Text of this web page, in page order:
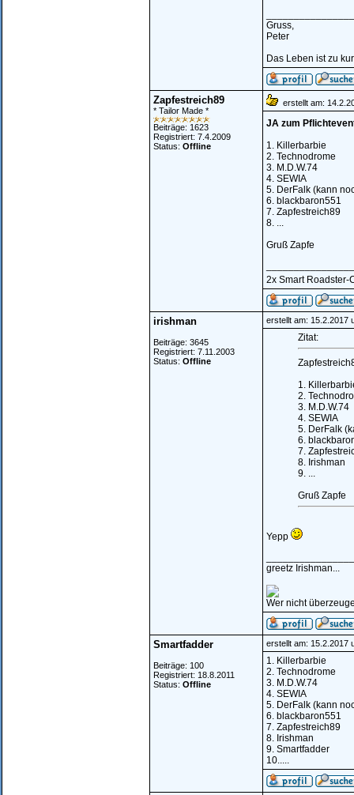
Gruss,
Peter
Das Leben ist zu
Zapfestreich89
* Tailor Made *
Beiträge: 1623
Registriert: 7.4.2009
Status: Offline
erstellt am:
JA zum
1. Killerbarbie
2. Technodrome
3. M.D.W.74
4. SEWIA
5. DerFalk (kann
6. blackbaron551
7. Zapfestreich89
8. ...
Gruß Zapfe
2x Smart Roadster-
irishman
Beiträge: 3645
Registriert: 7.11.2003
Status: Offline
erstellt am: 15.2.2017
Zitat:
1.
2.
3. M.D.W.74
4. SEWIA
5. DerFalk
6.
7.
8. Irishman
9. ...
Gruß Zapfe
Yepp
greetz Irishman...
Wer nicht
Smartfadder
Beiträge: 100
Registriert: 18.8.2011
Status: Offline
erstellt am: 15.2.2017
1. Killerbarbie
2. Technodrome
3. M.D.W.74
4. SEWIA
5. DerFalk (kann
6. blackbaron551
7. Zapfestreich89
8. Irishman
9. Smartfadder
10.....